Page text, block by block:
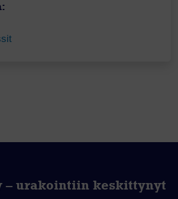
– urakointiin keskittynyt